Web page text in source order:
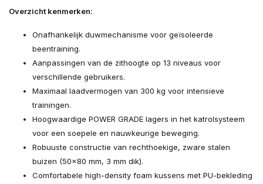
Overzicht kenmerken:
Onafhankelijk duwmechanisme voor geïsoleerde
beentraining.
Aanpassingen van de zithoogte op 13 niveaus voor
verschillende gebruikers.
Maximaal laadvermogen van 300 kg voor intensieve
trainingen.
Hoogwaardige POWER GRADE lagers in het katrolsysteem
voor een soepele en nauwkeurige beweging.
Robuuste constructie van rechthoekige, zware stalen
buizen (50x80 mm, 3 mm dik).
Comfortabele high-density foam kussens met PU-bekleding